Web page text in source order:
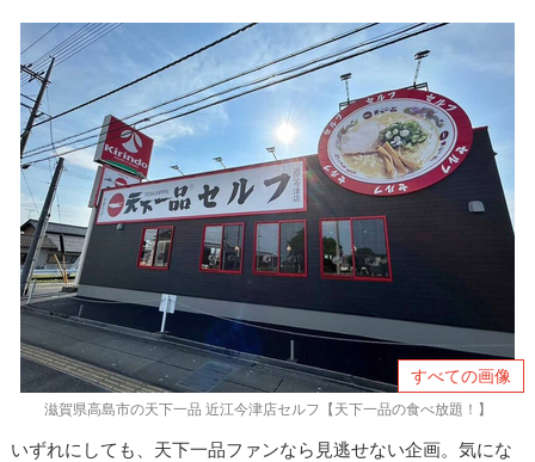
すべての画像
滋賀県高島市の天下一品 近江今津店セルフ【天下一品の食べ放題！】
いずれにしても、天下一品ファンなら見逃せない企画。気にな